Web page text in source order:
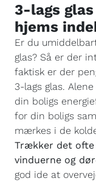
3-lags
hjems
Er du
glas? Så er der
faktisk er der
3-lags glas.
din boligs
for din boligs
mærkes i de
Trækker det ofte
vinduerne og
god ide at